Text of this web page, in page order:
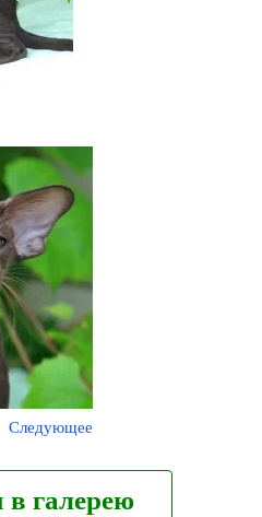
Следующее
в галерею